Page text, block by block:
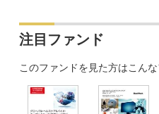
注目ファンド
このファンドを見た方はこん